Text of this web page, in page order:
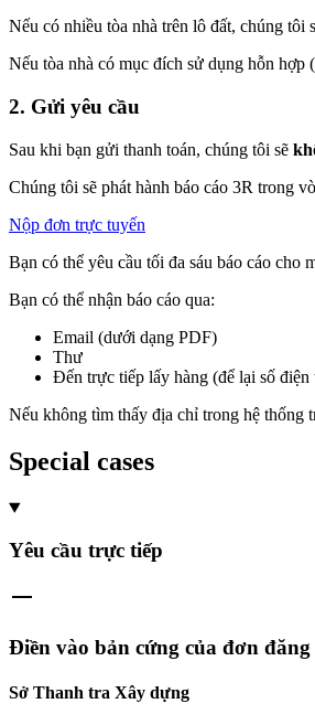
Nếu có nhiều tòa nhà trên lô đất, chúng tôi
Nếu tòa nhà có mục đích sử dụng hỗn hợp
2. Gửi yêu cầu
Sau khi bạn gửi thanh toán, chúng tôi sẽ
Chúng tôi sẽ phát hành báo cáo 3R trong
Nộp đơn trực tuyến
Bạn có thể yêu cầu tối đa sáu báo cáo
Bạn có thể nhận báo cáo qua:
Email (dưới dạng PDF)
Thư
Đến trực tiếp lấy hàng (để lại số điện
Nếu không tìm thấy địa chỉ trong hệ thống
Special cases
Yêu cầu trực tiếp
Điền vào bản cứng của đơn
Sở Thanh tra Xây dựng